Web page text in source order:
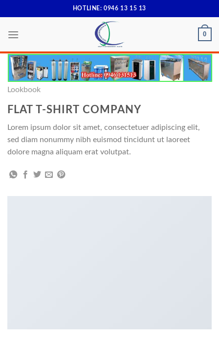
to
content
HOTLINE: 0946 13 15 13
0
Lookbook
FLAT T-SHIRT COMPANY
Lorem ipsum dolor sit amet, consectetuer adipiscing elit,
sed diam nonummy nibh euismod tincidunt ut laoreet
dolore magna aliquam erat volutpat.